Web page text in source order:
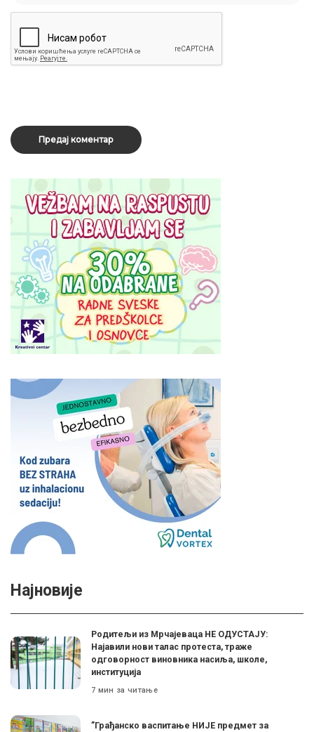
Најновије
Родитељи из Мрчајеваца НЕ ОДУСТАЈУ:
Најавили нови талас протеста, траже
одговорност виновника насиља, школе,
институција
7 мин за читање
”Грађанско васпитање НИЈЕ предмет за